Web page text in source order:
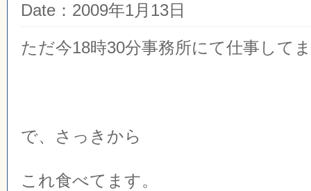
Date：2009年1月13日
ただ今18時30分事務所にて仕事して
で、さっきから
これ食べてます。